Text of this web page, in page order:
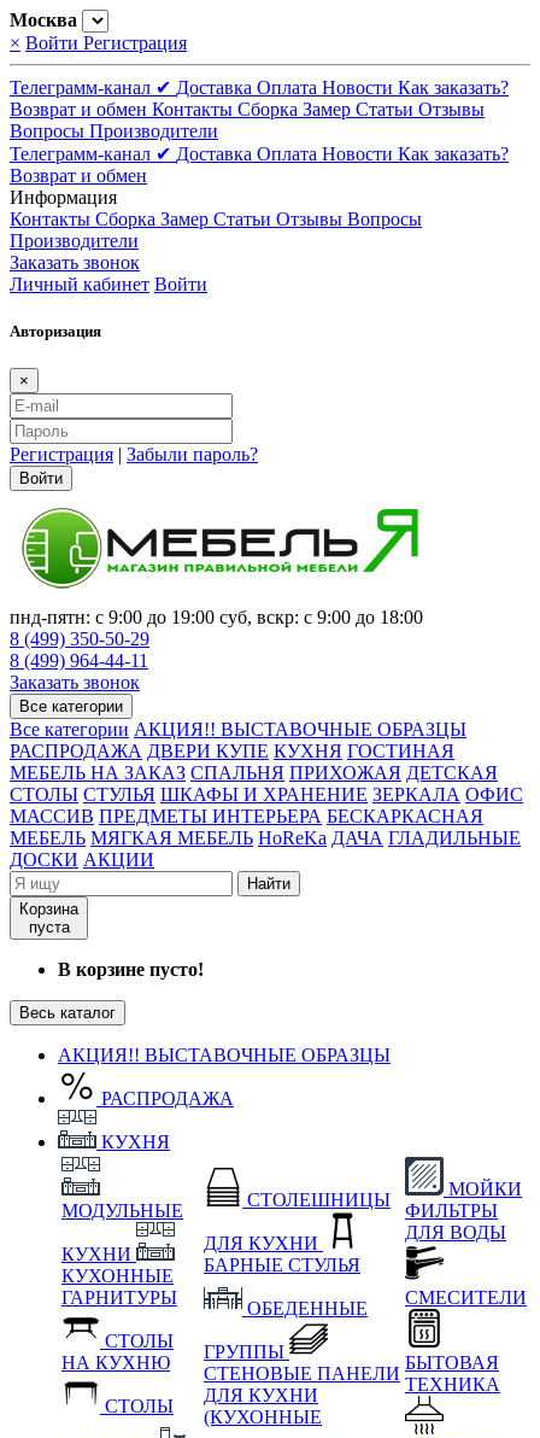
Москва
× Войти Регистрация
Телеграмм-канал ✔ Доставка Оплата Новости Как заказать?
Возврат и обмен Контакты Сборка Замер Статьи Отзывы
Вопросы Производители
Телеграмм-канал ✔ Доставка Оплата Новости Как заказать?
Возврат и обмен
Информация
Контакты Сборка Замер Статьи Отзывы Вопросы
Производители
Заказать звонок
Личный кабинет Войти
Авторизация
×
Регистрация | Забыли пароль?
Войти
пнд-пятн: с 9:00 до 19:00 суб, вскр: с 9:00 до 18:00
8 (499) 350-50-29
8 (499) 964-44-11
Заказать звонок
Все категории
Все категории АКЦИЯ!! ВЫСТАВОЧНЫЕ ОБРАЗЦЫ
РАСПРОДАЖА ДВЕРИ КУПЕ КУХНЯ ГОСТИНАЯ
МЕБЕЛЬ НА ЗАКАЗ СПАЛЬНЯ ПРИХОЖАЯ ДЕТСКАЯ
СТОЛЫ СТУЛЬЯ ШКАФЫ И ХРАНЕНИЕ ЗЕРКАЛА ОФИС
МАССИВ ПРЕДМЕТЫ ИНТЕРЬЕРА БЕСКАРКАСНАЯ
МЕБЕЛЬ МЯГКАЯ МЕБЕЛЬ HoReKa ДАЧА ГЛАДИЛЬНЫЕ
ДОСКИ АКЦИИ
Найти
Корзина
пуста
В корзине пусто!
Весь каталог
АКЦИЯ!! ВЫСТАВОЧНЫЕ ОБРАЗЦЫ
РАСПРОДАЖА
КУХНЯ
МОДУЛЬНЫЕ
КУХНИ
КУХОННЫЕ
ГАРНИТУРЫ
СТОЛЫ
НА КУХНЮ
СТОЛЫ
СТОЛЕШНИЦЫ
ДЛЯ КУХНИ
БАРНЫЕ СТУЛЬЯ
ОБЕДЕННЫЕ
ГРУППЫ
СТЕНОВЫЕ ПАНЕЛИ
ДЛЯ КУХНИ
(КУХОННЫЕ
МОЙКИ
ФИЛЬТРЫ
ДЛЯ ВОДЫ
СМЕСИТЕЛИ
БЫТОВАЯ
ТЕХНИКА